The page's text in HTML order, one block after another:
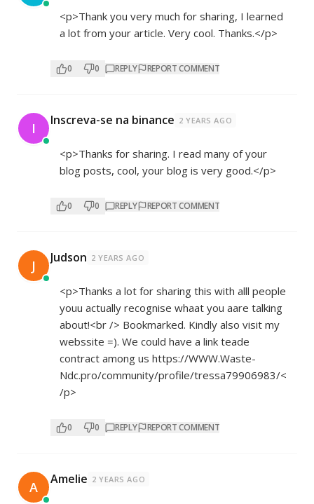
<p>Thank you very much for sharing, I learned
a lot from your article. Very cool. Thanks.</p>
0 0 REPLY REPORT COMMENT
I Inscreva-se na binance 2 YEARS AGO
<p>Thanks for sharing. I read many of your
blog posts, cool, your blog is very good.</p>
0 0 REPLY REPORT COMMENT
J Judson 2 YEARS AGO
<p>Thanks a lot for sharing this with alll people
youu actually recognise whaat you aare talking
about!<br /> Bookmarked. Kindly also visit my
webssite =). We could have a link teade
contract among us https://WWW.Waste-
Ndc.pro/community/profile/tressa79906983/<
/p>
0 0 REPLY REPORT COMMENT
A Amelie 2 YEARS AGO